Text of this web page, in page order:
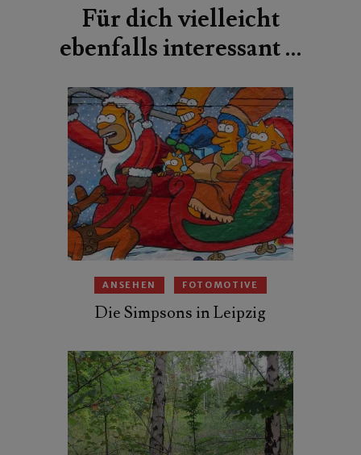
Für dich vielleicht
ebenfalls interessant …
ANSEHEN FOTOMOTIVE
Die Simpsons in Leipzig